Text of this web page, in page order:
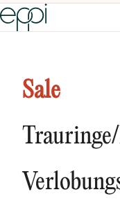
Sale
NEUHEITEN
Malachit-